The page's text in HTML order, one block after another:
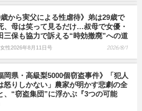
歳から実父による性虐待》弟は29歳で
、母は笑って見るだけ…叔母で女優・
三保も協力で訴える“時効撤廃”への道
性2026年8月11日号 2026/8/1
岡県・高級梨5000個窃盗事件》「犯人
怒りしかない」農家が明かす悲劇の全
、“窃盗集団”に浮かぶ『3つの可能